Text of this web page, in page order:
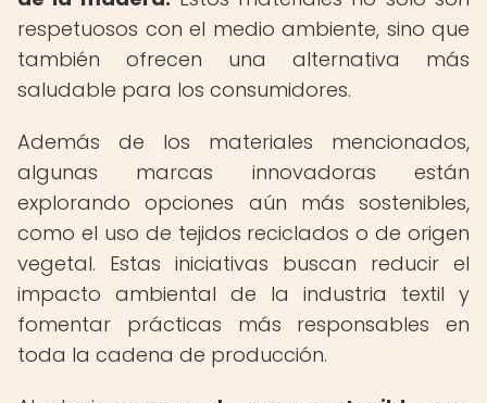
respetuosos con el medio ambiente, sino que
también ofrecen una alternativa más
saludable para los consumidores.
Además de los materiales mencionados,
algunas marcas innovadoras están
explorando opciones aún más sostenibles,
como el uso de tejidos reciclados o de origen
vegetal. Estas iniciativas buscan reducir el
impacto ambiental de la industria textil y
fomentar prácticas más responsables en
toda la cadena de producción.